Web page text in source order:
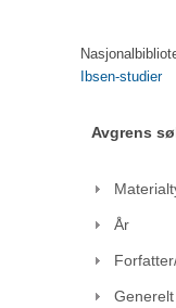
Ibsen-studier
Avgrens
År